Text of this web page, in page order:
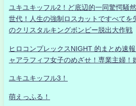
ユキユキッフル2！ど底辺的一同驚愕騒
世代！人生の強制ロスカットですべてを
のクリスタルキングボンビー脱出大作戦
ヒロコンプレックスNIGHT 的まとめ速
ャアラフィフ女子のめざせ！専業主婦！
ユキユキッフル3！
萌えっふる！